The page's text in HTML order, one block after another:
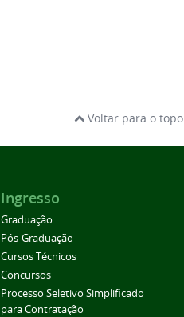
Voltar para o topo
Ingresso
Graduação
Pós-Graduação
Cursos Técnicos
Concursos
Processo Seletivo Simplificado
para Contratação